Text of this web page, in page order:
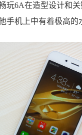
玩6A在造型设计和
手机上中有着极高的